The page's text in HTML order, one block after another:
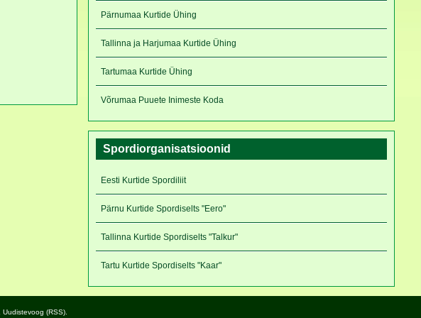
Pärnumaa Kurtide Ühing
Tallinna ja Harjumaa Kurtide Ühing
Tartumaa Kurtide Ühing
Võrumaa Puuete Inimeste Koda
Spordiorganisatsioonid
Eesti Kurtide Spordiliit
Pärnu Kurtide Spordiselts "Eero"
Tallinna Kurtide Spordiselts "Talkur"
Tartu Kurtide Spordiselts "Kaar"
Uudistevoog (RSS)